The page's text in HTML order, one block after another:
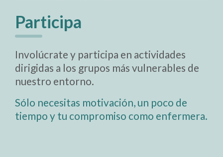
Participa
Involúcrate y participa en actividades
dirigidas a los grupos más vulnerables de
nuestro entorno.
Sólo necesitas motivación, un poco de
tiempo y tu compromiso como enfermera.